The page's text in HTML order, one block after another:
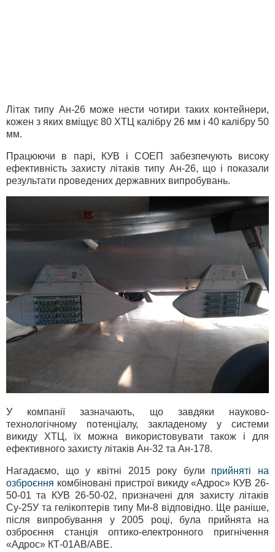
Літак типу Ан-26 може нести чотири таких контейнери,
кожен з яких вміщує 80 ХТЦ калібру 26 мм і 40 калібру 50
мм.
Працюючи в парі, КУВ і СОЕП забезпечують високу
ефективність захисту літаків типу Ан-26, що і показали
результати проведених державних випробувань.
У компанії зазначають, що завдяки науково-
технологічному потенціалу, закладеному у системи
викиду ХТЦ, їх можна використовувати також і для
ефективного захисту літаків Ан-32 та Ан-178.
Нагадаємо, що у квітні 2015 року були прийняті на
озброєння комбіновані пристрої викиду «Адрос» КУВ 26-
50-01 та КУВ 26-50-02, призначені для захисту літаків
Су-25У та гелікоптерів типу Ми-8 відповідно. Ще раніше,
після випробування у 2005 році, була прийнята на
озброєння станція оптико-електронного пригнічення
«Адрос» КТ-01АВ/АВЕ.